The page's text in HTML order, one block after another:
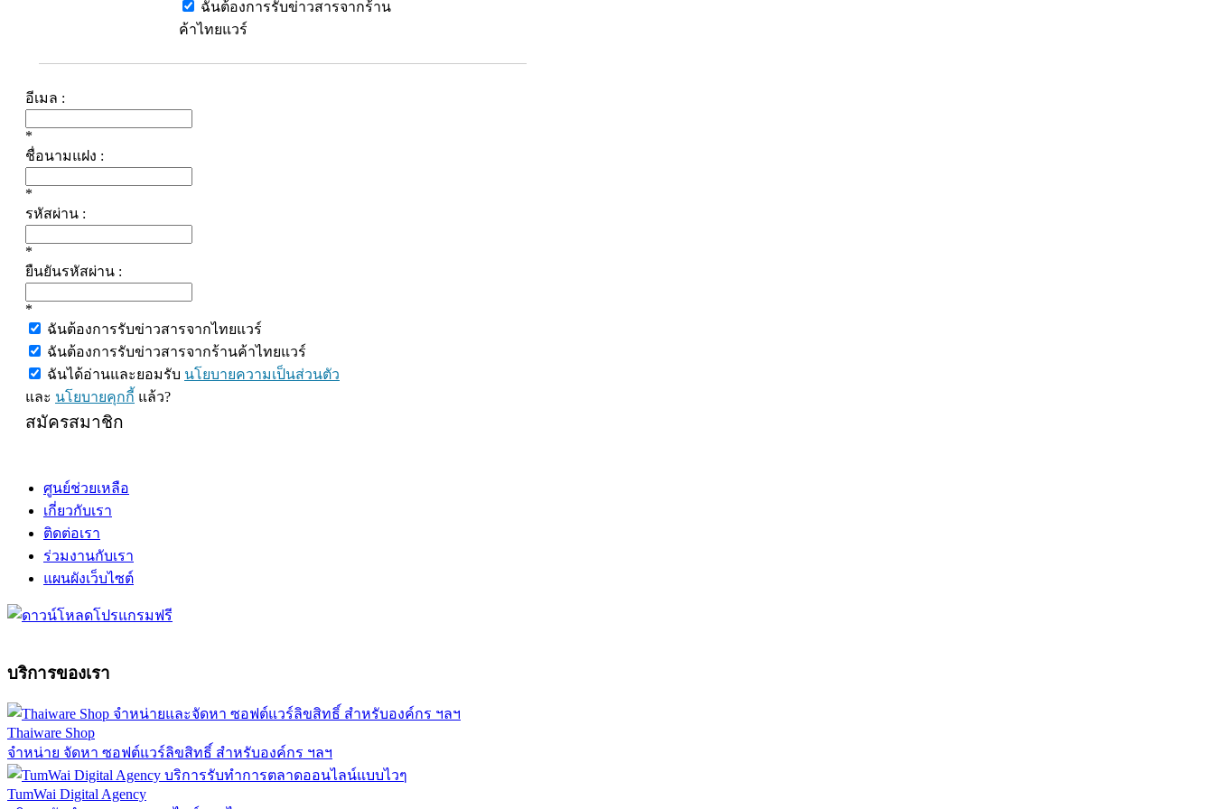
ฉันต้องการรับข่าวสารจากร้าน
ค้าไทยแวร์
อีเมล :
*
ชื่อนามแฝง :
*
รหัสผ่าน :
*
ยืนยันรหัสผ่าน :
*
ฉันต้องการรับข่าวสารจากไทยแวร์
ฉันต้องการรับข่าวสารจากร้านค้าไทยแวร์
ฉันได้อ่านและยอมรับ นโยบายความเป็นส่วนตัว
และ นโยบายคุกกี้ แล้ว?
สมัครสมาชิก
ศูนย์ช่วยเหลือ
เกี่ยวกับเรา
ติดต่อเรา
ร่วมงานกับเรา
แผนผังเว็บไซต์
บริการของเรา
Thaiware Shop
จำหน่าย จัดหา ซอฟต์แวร์ลิขสิทธิ์ สำหรับองค์กร ฯลฯ
TumWai Digital Agency